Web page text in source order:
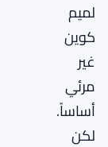
لميم
كوين
غير
مرئي
أساساً.
لكن